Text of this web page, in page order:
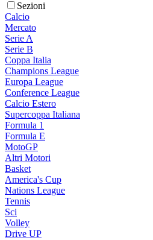
Sezioni
Calcio
Mercato
Serie A
Serie B
Coppa Italia
Champions League
Europa League
Conference League
Calcio Estero
Supercoppa Italiana
Formula 1
Formula E
MotoGP
Altri Motori
Basket
America's Cup
Nations League
Tennis
Sci
Volley
Drive UP